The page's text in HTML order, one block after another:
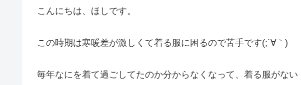
こんにちは、ほしです。
この時期は寒暖差が激しくて着る服に困るので苦手です(;´∀｀)
毎年なにを着て過ごしてたのか分からなくなって、着る服がな